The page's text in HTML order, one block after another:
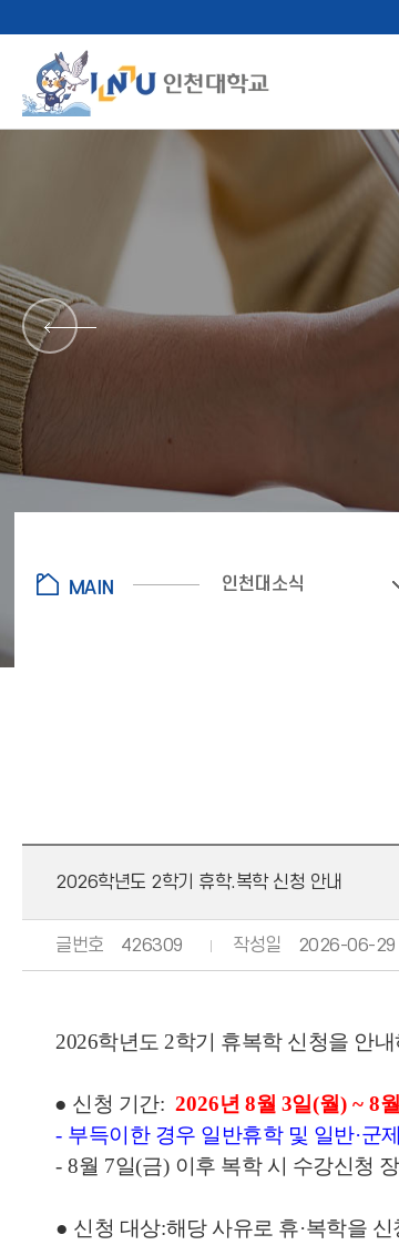
인천대소식
2026학년도 2학기 휴학.복학 신청 안내
글번호 426309 작성일 2026-06-29
2026학년도 2학기 휴복학 신청을 안
● 신청 기간: 2026년 8월 3일(월) ~ 8
- 부득이한 경우 일반휴학 및 일반·군
- 8월 7일(금) 이후 복학 시 수강신청
● 신청 대상:해당 사유로 휴·복학을 신